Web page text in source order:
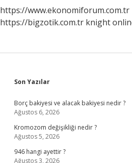
https://www.ekonomiforum.com.tr
https://bigzotik.com.tr knight
Sidebar
Son Yazılar
Borç bakiyesi ve alacak bakiyesi nedir ?
Ağustos 6, 2026
Kromozom değişikliği nedir ?
Ağustos 5, 2026
946 hangi ayettir ?
Ağustos 3, 2026